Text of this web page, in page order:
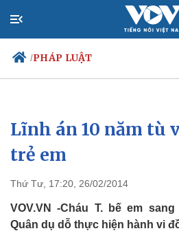
/PHÁP LUẬT
Chính trị
Đảng
Tổ chức nhân sự
Nhận diện sự thật
Xã
Lĩnh án 10 năm tù
trẻ em
Thứ Tư, 17:20, 26/02/2014
VOV.VN -Cháu T. bế em
Quân dụ dỗ thực hiện hành vi